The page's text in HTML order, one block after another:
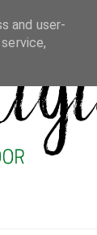
and user-